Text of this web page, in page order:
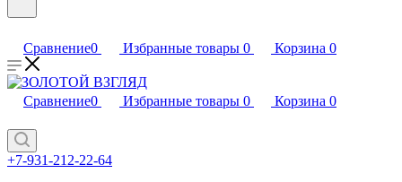
Сравнение0 Избранные товары 0 Корзина 0
Сравнение0 Избранные товары 0 Корзина 0
+7-931-212-22-64